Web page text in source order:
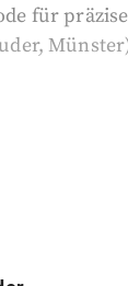
für